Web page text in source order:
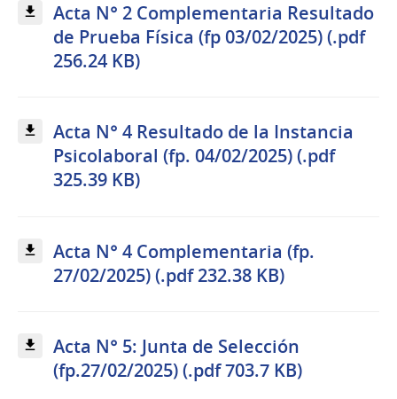
Acta N° 2 Complementaria Resultado
de Prueba Física (fp 03/02/2025) (.pdf
256.24 KB)
Acta N° 4 Resultado de la Instancia
Psicolaboral (fp. 04/02/2025) (.pdf
325.39 KB)
Acta N° 4 Complementaria (fp.
27/02/2025) (.pdf 232.38 KB)
Acta N° 5: Junta de Selección
(fp.27/02/2025) (.pdf 703.7 KB)